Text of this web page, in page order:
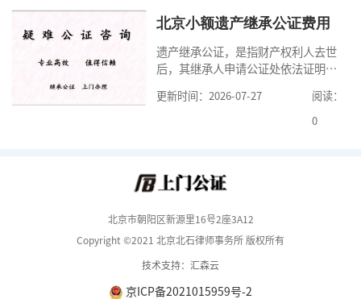
料外，公证咨询告诉大家，我们有必
京婚前财产公证机构？了解这些不仅
有利于我们根
北京小额遗产继承公证费用
遗产继承公证，是指财产权利人去世
后，其继承人申请公证处依法证明继
的证明活动。通过公证，继承人可以
拿着享有继承权的公证书办理遗产过
费。我们在办理继承公证的时候，需
更新时间：2026-07-27
阅读：
0
北京市朝阳区新源里16号2座3A12
Copyright ©2021 北京北石律师事务所 版权所有
技术支持：汇森云
京ICP备2021015959号-2